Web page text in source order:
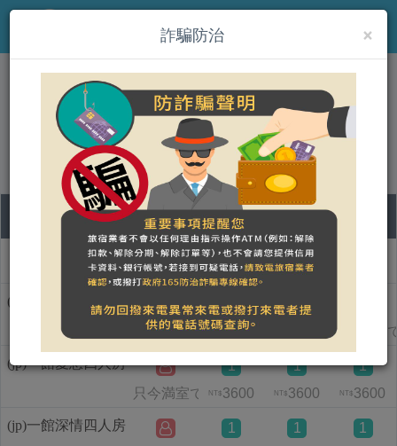
MENU
(jp)墾丁 牧場 Villa
オンライン宿泊予約をする
部屋タイプ名称
(jp)一館仲夏四人房
(jp)一館愛戀四人房
(jp)一館深情四人房
08
土
09
日
10
月
只今満室です
1
NT$4200
1
只今満室
只今満室です
1
NT$ 3600
1
NT$ 3600
1
NT$ 3600
1 1 1
×
詐騙防治